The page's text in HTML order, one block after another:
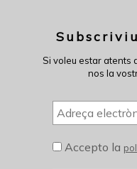
Si voleu estar atents
nos la
Accepto la